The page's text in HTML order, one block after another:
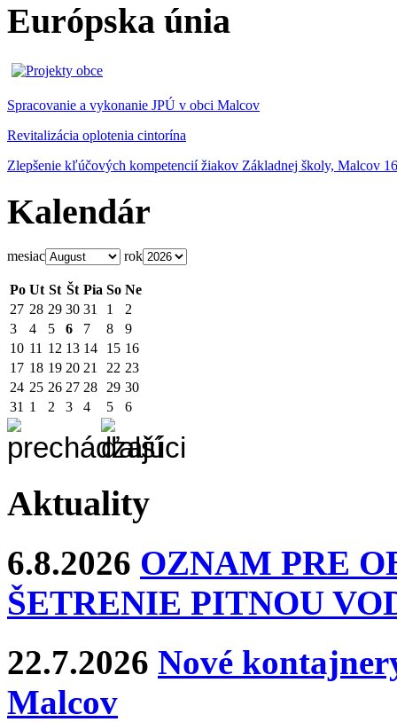
Európska únia
Spracovanie a vykonanie JPÚ v obci Malcov
Revitalizácia oplotenia cintorína
Zlepšenie kľúčových kompetencií žiakov Základnej školy, Malcov 16
Kalendár
mesiac rok
Po Ut St Št Pia So Ne
27 28 29 30 31 1
2
3
4 5 6 7 8
9
10 11 12 13 14 15 16
17 18 19 20 21 22 23
24 25 26 27 28 29 30
31 1 2 3 4 5 6
Aktuality
6.8.2026 OZNAM PRE
ŠETRENIE PITNOU
22.7.2026 Nové
Malcov